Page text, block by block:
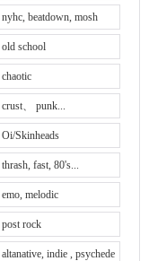
nyhc, beatdown, mosh
old school
chaotic
crust、 punk...
Oi/Skinheads
thrash, fast, 80's...
emo, melodic
post rock
altanative, indie , psychede